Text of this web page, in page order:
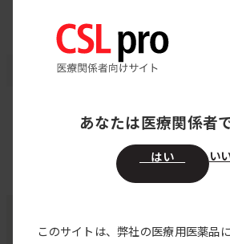
CSL pro ハイゼントラ20%皮下注
2026/01/26あなたは医療関係者
はい い
このサイトは、弊社の医療用医薬品